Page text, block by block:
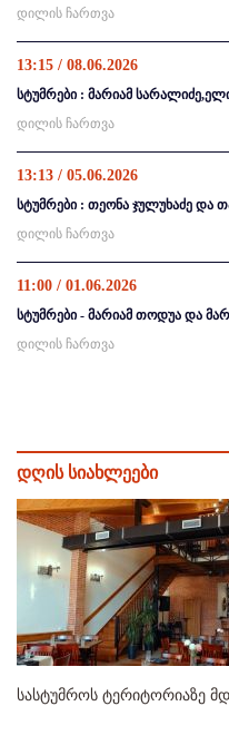
დილის ჩართვა
13:15 / 08.06.2026
სტუმრები : მარიამ
დილის ჩართვა
13:13 / 05.06.2026
სტუმრები : თეონა ჯულუხაძე და
დილის ჩართვა
11:00 / 01.06.2026
სტუმრები - მარიამ თოდუა და
დილის ჩართვა
დღის სიახლეები
სასტუმროს ტერიტორიაზე